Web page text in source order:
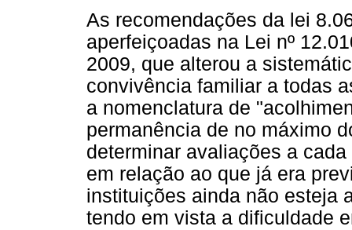
As recomendações da lei
aperfeiçoadas na Lei nº
2009, que alterou a
convivência familiar a todas
a nomenclatura de
permanência de no máximo
determinar avaliações a
em relação ao que já era
instituições ainda não esteja
tendo em vista a dificuldade